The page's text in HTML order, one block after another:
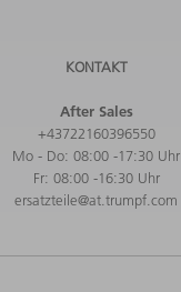
KONTAKT
After Sales
+43722160396550
Mo - Do: 08:00 -17:30 Uhr
Fr: 08:00 -16:30 Uhr
ersatzteile@at.trumpf.com